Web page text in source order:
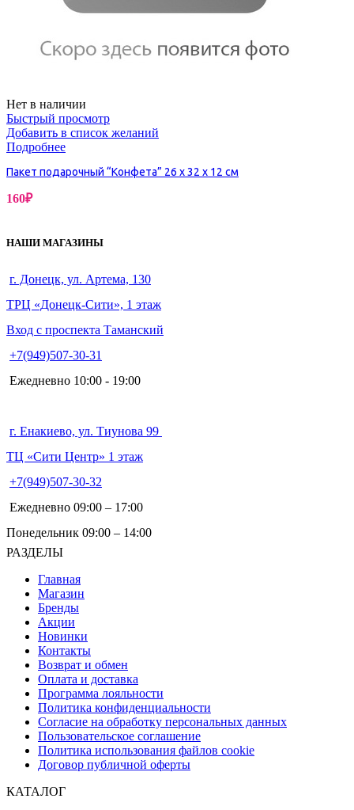
Нет в наличии
Быстрый просмотр
Добавить в список желаний
Подробнее
Пакет подарочный “Конфета” 26 х 32 х 12 см
160₽
НАШИ МАГАЗИНЫ
г. Донецк, ул. Артема, 130
ТРЦ «Донецк-Сити», 1 этаж
Вход с проспекта Таманский
+7(949)507-30-31
Ежедневно 10:00 - 19:00
г. Енакиево, ул. Тиунова 99
ТЦ «Сити Центр» 1 этаж
+7(949)507-30-32
Ежедневно 09:00 – 17:00
Понедельник 09:00 – 14:00
РАЗДЕЛЫ
Главная
Магазин
Бренды
Акции
Новинки
Контакты
Возврат и обмен
Оплата и доставка
Программа лояльности
Политика конфиденциальности
Согласие на обработку персональных данных
Пользовательское соглашение
Политика использования файлов cookie
Договор публичной оферты
КАТАЛОГ